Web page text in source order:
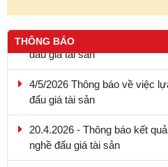
THÔNG BÁO
4/5/2026 Thông báo về việc
20.4.2026 - Thông báo kết
13.4.2026-Thông báo lựa